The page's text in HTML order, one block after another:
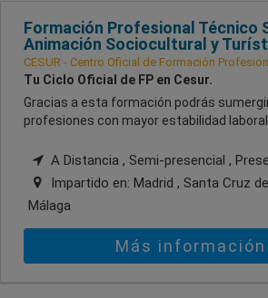
Formación Profesional Técnico
Animación Sociocultural y
CESUR - Centro Oficial de Formación
Tu Ciclo Oficial de FP en Cesur.
Gracias a esta formación podrás
profesiones con mayor estabilidad laboral
A Distancia , Semi-presencial ,
Impartido en: Madrid , Santa Cruz
Málaga
Más información